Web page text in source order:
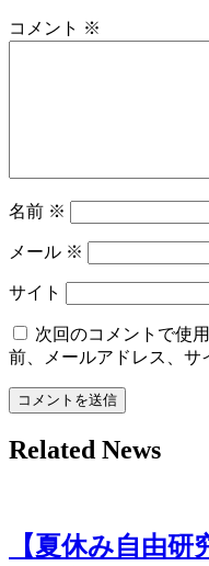
シ
コメント ※
名前 ※
メール ※
サイト
次回のコメントで使
前、メールアドレス、サ
Related News
【夏休み自由研